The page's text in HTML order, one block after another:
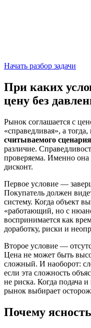
Начать разбор задачи
При каких
цену без
Рынок соглашается с
«справедливая», а тогда,
считываемого сценария
различие.
проверяема. Именно она
дисконт.
Первое условие —
Покупатель должен
систему. Когда объект
«работающий, но с
воспринимается как
доработку, риски и
Второе условие —
Цена не может быть
сложный. И наоборот:
если эта сложность
не риска. Когда подача
рынок выбирает
Почему